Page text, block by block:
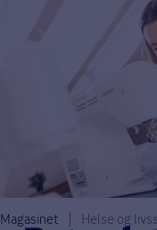
Magasinet Helse og